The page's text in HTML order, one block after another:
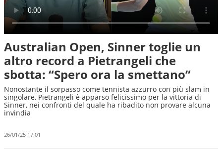
Australian Open, Sinner toglie un
altro record a Pietrangeli che
sbotta: “Spero ora la smettano”
Nonostante il sorpasso come tennista azzurro con più slam in
singolare, Pietrangeli è apparso felicissimo per la vittoria di
Sinner, nei confronti del quale ha ribadito non provare alcuna
invindia
26/01/25 17:01